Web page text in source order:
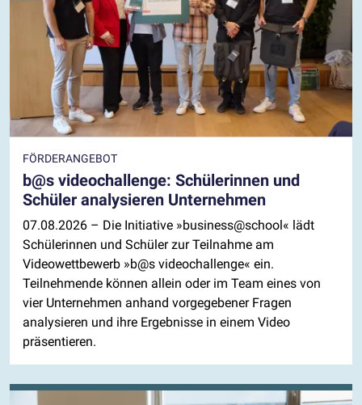
FÖRDERANGEBOT
b@s videochallenge: Schülerinnen und
Schüler analysieren Unternehmen
07.08.2026 – Die Initiative »business@school« lädt
Schülerinnen und Schüler zur Teilnahme am
Videowettbewerb »b@s videochallenge« ein.
Teilnehmende können allein oder im Team eines von
vier Unternehmen anhand vorgegebener Fragen
analysieren und ihre Ergebnisse in einem Video
präsentieren.